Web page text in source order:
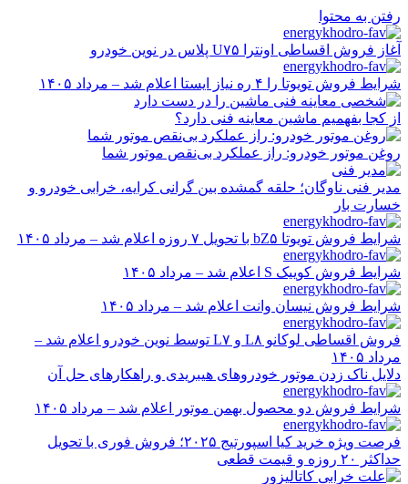
رفتن به محتوا
آغاز فروش اقساطی اونترا U۷۵ پلاس در نوین خودرو
شرایط فروش تویوتا را ۴ ره نیاز ایستا اعلام شد – مرداد ۱۴۰۵
از کجا بفهمیم ماشین معاینه فنی دارد؟
روغن موتور خودرو: راز عملکرد بی‌نقص موتور شما
مدیر فنی ناوگان؛ حلقه گمشده بین گرانی کرایه، خرابی خودرو و
خسارت بار
شرایط فروش تویوتا bZ۵ با تحویل ۷ روزه اعلام شد – مرداد ۱۴۰۵
شرایط فروش کوییک S اعلام شد – مرداد ۱۴۰۵
شرایط فروش نیسان وانت اعلام شد – مرداد ۱۴۰۵
فروش اقساطی لوکانو L۸ و L۷ توسط نوین خودرو اعلام شد –
مرداد ۱۴۰۵
دلایل ناک زدن موتور خودروهای هیبریدی و راهکارهای حل آن
شرایط فروش دو محصول بهمن موتور اعلام شد – مرداد ۱۴۰۵
فرصت ویژه خرید کیا اسپورتیج ۲۰۲۵؛ فروش فوری با تحویل
حداکثر ۲۰ روزه و قیمت قطعی